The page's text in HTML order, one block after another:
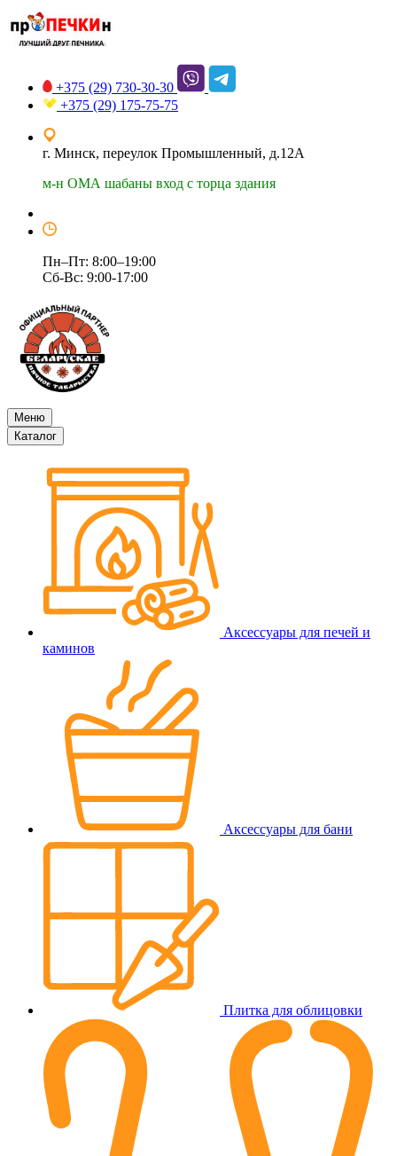
+375 (29) 730-30-30
+375 (29) 175-75-75
г. Минск, переулок Промышленный, д.12А
м-н ОМА шабаны вход с торца здания
Пн–Пт: 8:00–19:00
Сб-Вс: 9:00-17:00
Меню
Каталог
Аксессуары для печей и
каминов
Аксессуары для бани
Плитка для облицовки